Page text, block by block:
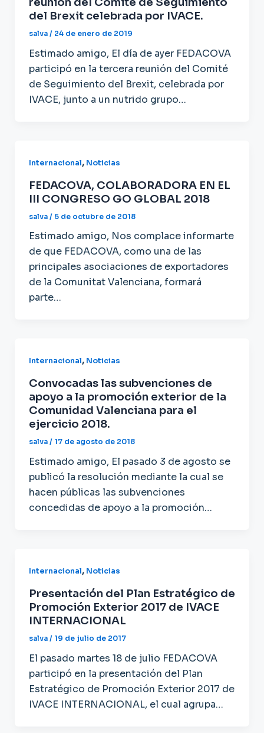
del Brexit celebrada por IVACE.
salva / 24 de enero de 2019
Estimado amigo, El día de ayer FEDACOVA
participó en la tercera reunión del Comité
de Seguimiento del Brexit, celebrada por
IVACE, junto a un nutrido grupo…
Internacional, Noticias
FEDACOVA, COLABORADORA EN EL
III CONGRESO GO GLOBAL 2018
salva / 5 de octubre de 2018
Estimado amigo, Nos complace informarte
de que FEDACOVA, como una de las
principales asociaciones de exportadores
de la Comunitat Valenciana, formará
parte…
Internacional, Noticias
Convocadas las subvenciones de
apoyo a la promoción exterior de la
Comunidad Valenciana para el
ejercicio 2018.
salva / 17 de agosto de 2018
Estimado amigo, El pasado 3 de agosto se
publicó la resolución mediante la cual se
hacen públicas las subvenciones
concedidas de apoyo a la promoción…
Internacional, Noticias
Presentación del Plan Estratégico de
Promoción Exterior 2017 de IVACE
INTERNACIONAL
salva / 19 de julio de 2017
El pasado martes 18 de julio FEDACOVA
participó en la presentación del Plan
Estratégico de Promoción Exterior 2017 de
IVACE INTERNACIONAL, el cual agrupa…